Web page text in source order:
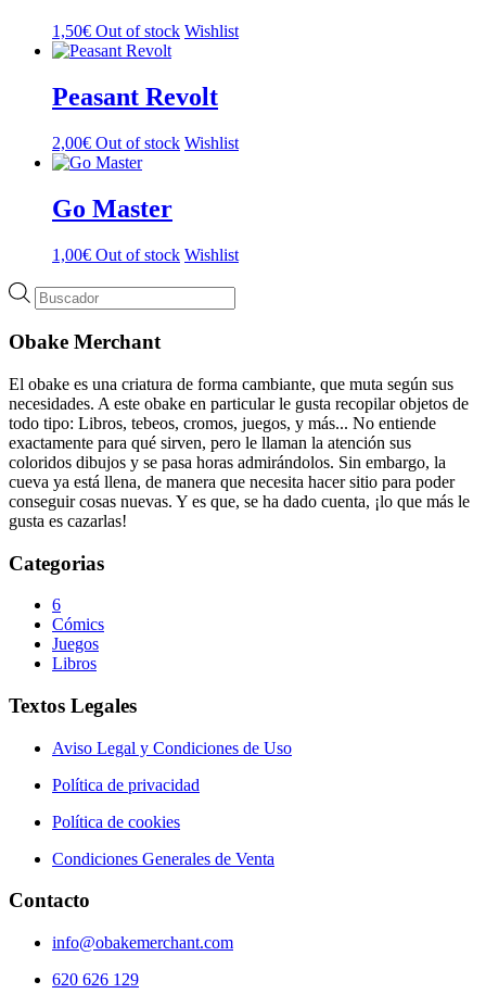
1,50€ Out of stock Wishlist
Peasant Revolt
2,00€ Out of stock Wishlist
Go Master
1,00€ Out of stock Wishlist
Búsqueda
de
Obake Merchant
El obake es una criatura de forma cambiante, que muta según sus
necesidades. A este obake en particular le gusta recopilar objetos de
todo tipo: Libros, tebeos, cromos, juegos, y más... No entiende
exactamente para qué sirven, pero le llaman la atención sus
coloridos dibujos y se pasa horas admirándolos. Sin embargo, la
cueva ya está llena, de manera que necesita hacer sitio para poder
conseguir cosas nuevas. Y es que, se ha dado cuenta, ¡lo que más le
gusta es cazarlas!
Categorias
6
Cómics
Juegos
Libros
Textos Legales
Aviso Legal y Condiciones de Uso
Política de privacidad
Política de cookies
Condiciones Generales de Venta
Contacto
info@obakemerchant.com
620 626 129